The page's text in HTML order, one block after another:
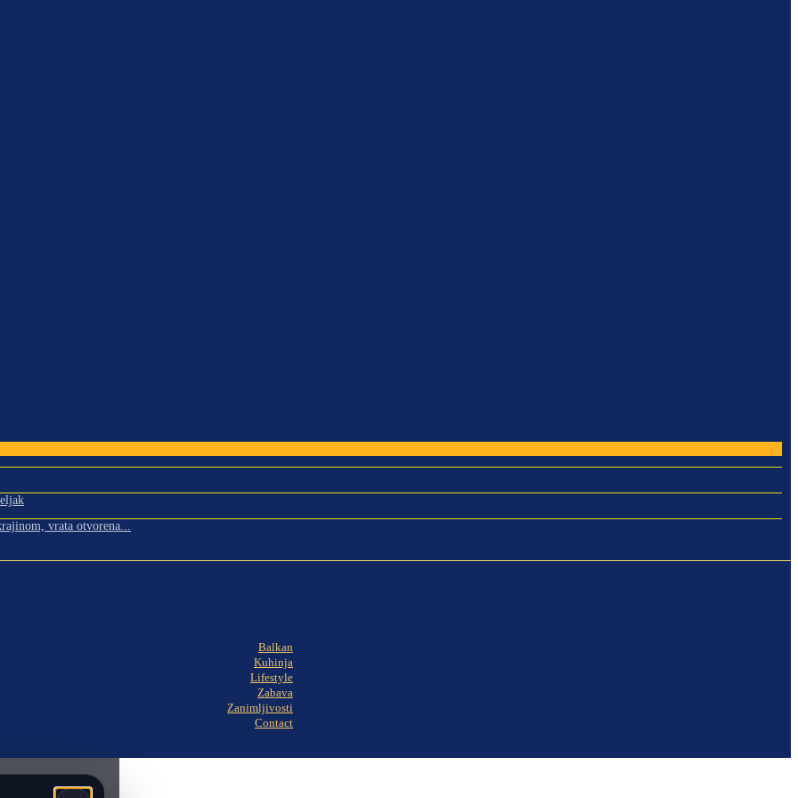
vrata otvorena...
Balkan
Kuhinja
Lifestyle
Zabava
Zanimljivosti
Contact